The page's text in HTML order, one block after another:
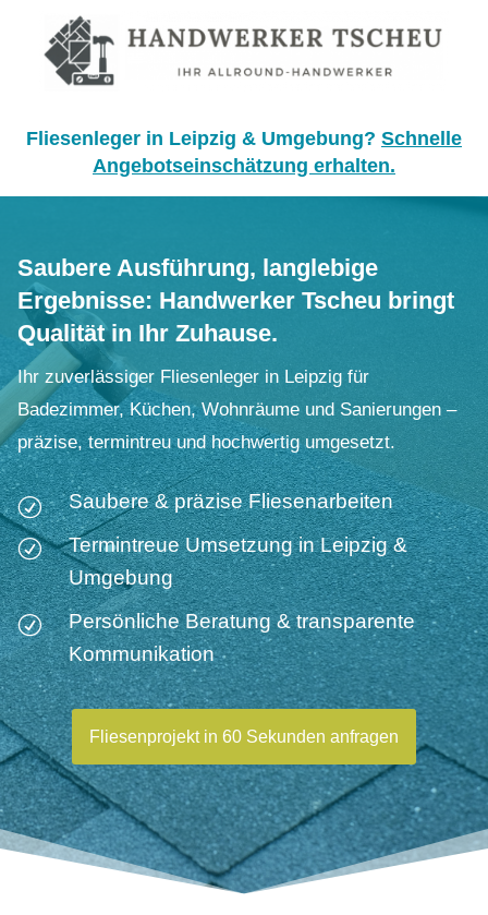
Fliesenleger in Leipzig & Umgebung? Schnelle
Angebotseinschätzung erhalten.
Saubere Ausführung, langlebige
Ergebnisse: Handwerker Tscheu bringt
Qualität in Ihr Zuhause.
Ihr zuverlässiger Fliesenleger in Leipzig für
Badezimmer, Küchen, Wohnräume und Sanierungen –
präzise, termintreu und hochwertig umgesetzt.
R Saubere & präzise Fliesenarbeiten
R
Termintreue Umsetzung in Leipzig &
Umgebung
R
Persönliche Beratung & transparente
Kommunikation
Fliesenprojekt in 60 Sekunden anfragen